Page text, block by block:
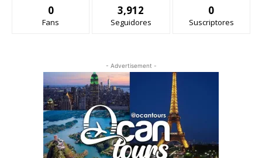
0
Fans
3,912
Seguidores
0
Suscriptores
- Advertisement -